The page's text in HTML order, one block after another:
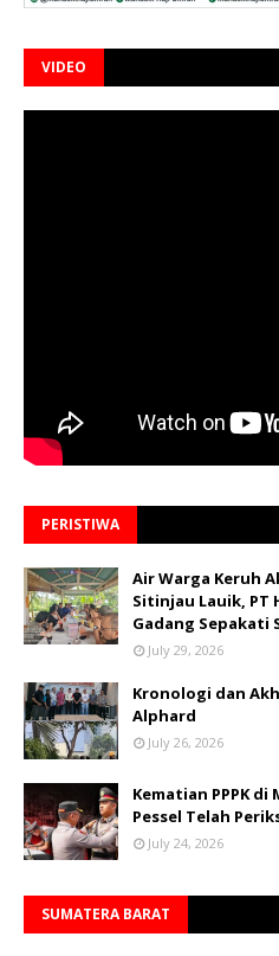
VIDEO
PERISTIWA
Air Warga Keruh
Sitinjau Lauik, PT
Gadang Sepakati
July 29, 2026
Kronologi dan
Alphard
July 26, 2026
Kematian PPPK di
Pessel Telah
July 24, 2026
SUMATERA BARAT